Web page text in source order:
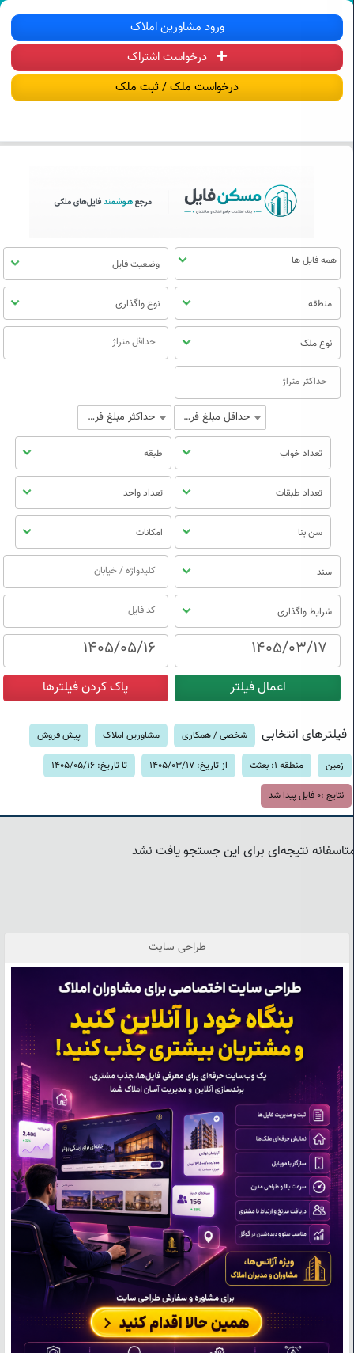
مسکن فایل | خرید، فروش، رهن و اجاره
ورود مشاورین املاک
درخواست اشتراک
درخواست ملک / ثبت ملک
مسکن
فایل
وضعیت فایل
منطقه نوع واگذاری
نوع ملک
حداقل مبلغ فروش حداکثر مبلغ فروش
تعداد خواب طبقه
تعداد طبقات تعداد واحد
سن بنا امکانات
سند
شرایط واگذاری
فیلترهای انتخابی شخصی / همکاری مشاورین املاک پیش فروش
زمین منطقه 1: بعثت از تاریخ: 1405/03/17 تا تاریخ: 1405/05/16
نتایج :0 فایل پیدا شد
نتیجه‌ای برای این جستجو یافت نشد
طراحی سایت